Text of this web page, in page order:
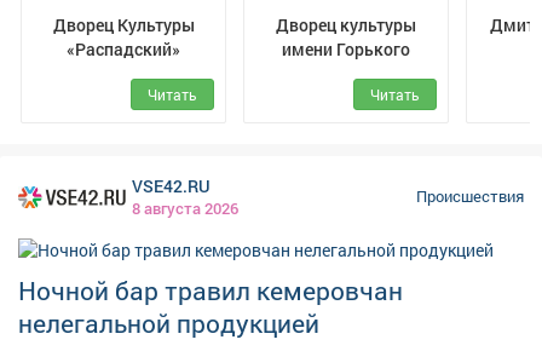
Однако юргинка не понимает, какие меры стражи
порядкаприняли за прошедшие две недели. В
областном МВД подтвердили, что 24 июля поступил
сигнал о жутком конфликте на улице Фестивальной.
77-летнюю жительницу Юрги и еёпитомца, после чего
хозяин пса причинил телесные повреждения 29-летней
внучке горожанки. Пострадавшим были выданы
направления на прохождение судебно-медицинской
экспертизы, – сказали в полиции. 31...
Дворец Культуры
«Распадский»
Читать
Дворец культуры
имени Горького
Читать
VSE42.RU
8 августа 2026
Происшествия
Ночной бар травил кемеровчан
нелегальной продукцией